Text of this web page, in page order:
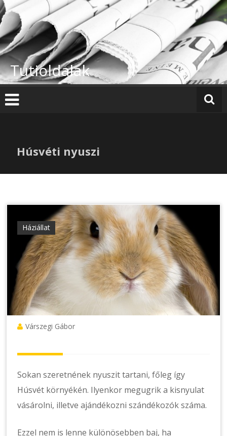
Skip
to
content
Tutioldalak
Húsvéti nyuszi
Háziállat
Várszegi Gábor
Sokan szeretnének nyuszit tartani, főleg így
Húsvét környékén. Ilyenkor megugrik a kisnyulat
vásárolni, illetve ajándékozni szándékozók száma.
Ezzel nem is lenne különösebben baj, ha